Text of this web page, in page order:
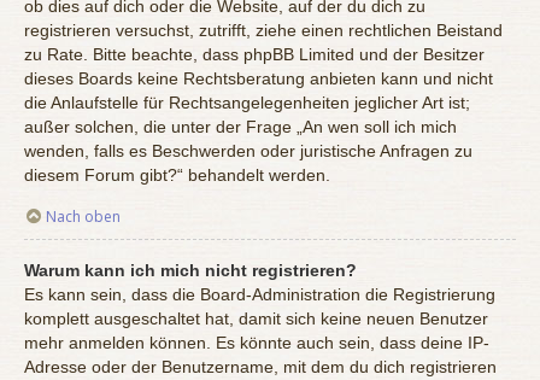
ob dies auf dich oder die Website, auf der du dich zu
registrieren versuchst, zutrifft, ziehe einen rechtlichen Beistand
zu Rate. Bitte beachte, dass phpBB Limited und der Besitzer
dieses Boards keine Rechtsberatung anbieten kann und nicht
die Anlaufstelle für Rechtsangelegenheiten jeglicher Art ist;
außer solchen, die unter der Frage „An wen soll ich mich
wenden, falls es Beschwerden oder juristische Anfragen zu
diesem Forum gibt?“ behandelt werden.
Nach oben
Warum kann ich mich nicht registrieren?
Es kann sein, dass die Board-Administration die Registrierung
komplett ausgeschaltet hat, damit sich keine neuen Benutzer
mehr anmelden können. Es könnte auch sein, dass deine IP-
Adresse oder der Benutzername, mit dem du dich registrieren